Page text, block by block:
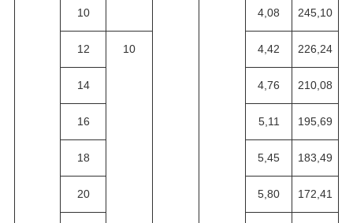
10 4,08 245,10
12 10 4,42 226,24
14 4,76 210,08
16 5,11 195,69
18 5,45 183,49
20 5,80 172,41